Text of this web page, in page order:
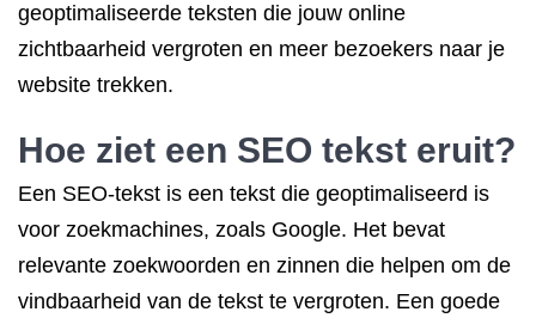
geoptimaliseerde teksten die jouw online
zichtbaarheid vergroten en meer bezoekers naar je
website trekken.
Hoe ziet een SEO tekst eruit?
Een SEO-tekst is een tekst die geoptimaliseerd is
voor zoekmachines, zoals Google. Het bevat
relevante zoekwoorden en zinnen die helpen om de
vindbaarheid van de tekst te vergroten. Een goede